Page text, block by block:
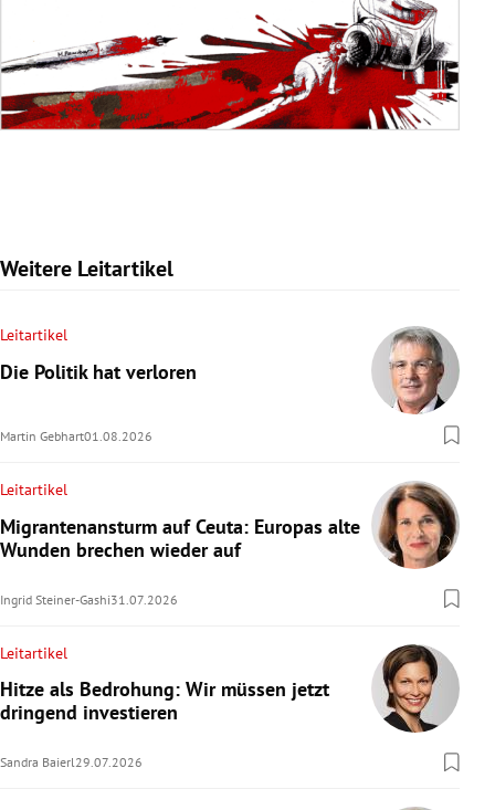
Weitere Leitartikel
Leitartikel
Die Politik hat verloren
Martin Gebhart01.08.2026
Leitartikel
Migrantenansturm auf Ceuta: Europas alte
Wunden brechen wieder auf
Ingrid Steiner-Gashi31.07.2026
Leitartikel
Hitze als Bedrohung: Wir müssen jetzt
dringend investieren
Sandra Baierl29.07.2026